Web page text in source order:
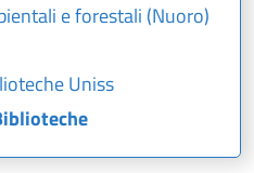
e forestali (Nuoro)
Uniss